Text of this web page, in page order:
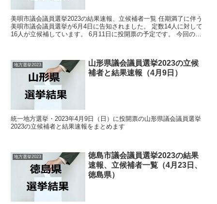
美唄市議会議員選挙2023の結果速報、立候補者一覧 任期満了に伴う
美唄市議会議員選挙が6月4日に告知されました。 定数14人に対して
16人が立候補しています。 6月11日に投開票の予定です。 今回の記
地方選挙2023
山形県議会議員選挙2023の立候
補者と結果速報（4月9日）
統一地方選挙・2023年4月9日（日）に投開票の山形県議会議員選挙
2023の立候補者と結果速報をまとめます
地方選挙2023
徳島市議会議員選挙2023の結果
速報、立候補者一覧（4月23日、
徳島県）